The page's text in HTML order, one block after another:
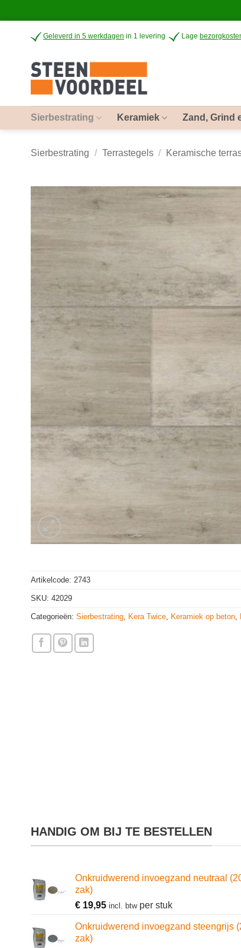
Geleverd in 5 werkdagen in 1 levering Lage
Sierbestrating Keramiek Zand, Grind
Sierbestrating / Terrastegels / Keramische
Artikelcode: 2743
SKU: 42029
Categorieën: Sierbestrating Kera Twice Keramiek op beton
HANDIG OM BIJ TE BESTELLEN
Onkruidwerend invoegzand neutraal
zak)
€ 19,95 incl. btwper stuk
Onkruidwerend invoegzand steengrijs
zak)